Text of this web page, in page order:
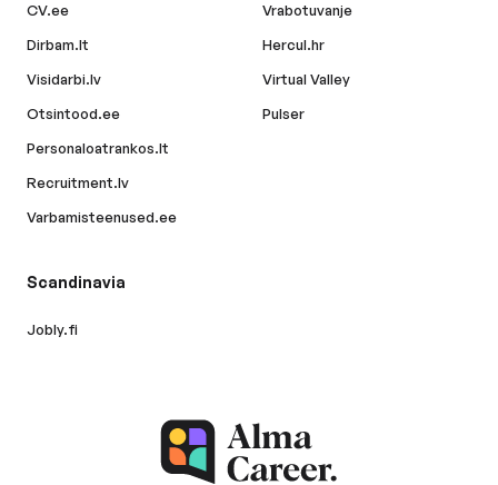
CV.ee
Dirbam.lt
Visidarbi.lv
Otsintood.ee
Personaloatrankos.lt
Recruitment.lv
Varbamisteenused.ee
Vrabotuvanje
Hercul.hr
Virtual Valley
Pulser
Scandinavia
Jobly.fi